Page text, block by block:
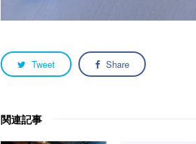
Tweet Share
関連記事